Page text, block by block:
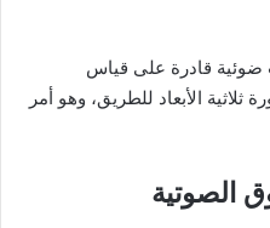
ضوئية قادرة على قياس
ثلاثية الأبعاد للطريق، وهو أمر